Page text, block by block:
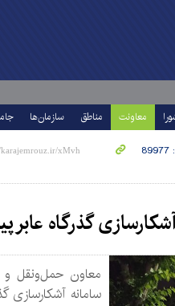
معاونت مناطق سازمان‌ها
گذرگاه عابر پیاده در ۱۱
معاون حمل‌ونقل و